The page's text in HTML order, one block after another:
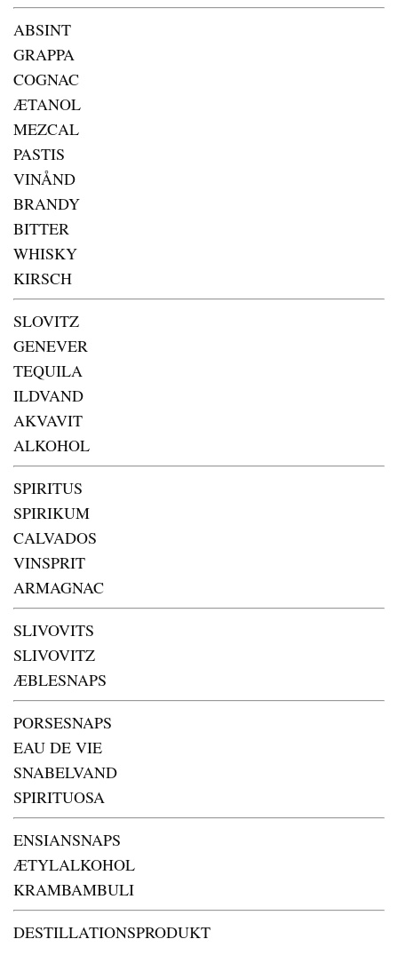
ABSINT
GRAPPA
COGNAC
ÆTANOL
MEZCAL
PASTIS
VINÅND
BRANDY
BITTER
WHISKY
KIRSCH
SLOVITZ
GENEVER
TEQUILA
ILDVAND
AKVAVIT
ALKOHOL
SPIRITUS
SPIRIKUM
CALVADOS
VINSPRIT
ARMAGNAC
SLIVOVITS
SLIVOVITZ
ÆBLESNAPS
PORSESNAPS
EAU DE VIE
SNABELVAND
SPIRITUOSA
ENSIANSNAPS
ÆTYLALKOHOL
KRAMBAMBULI
DESTILLATIONSPRODUKT